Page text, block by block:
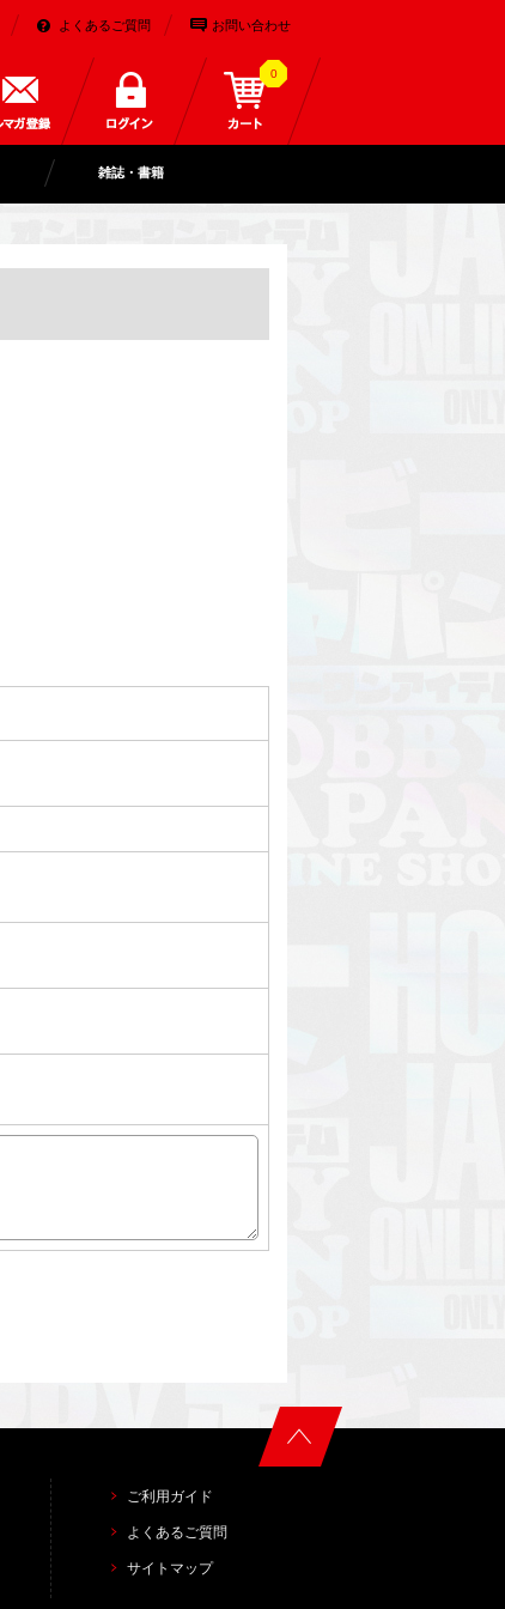
よくあるご質問 お問い合わせ
0
雑誌・書籍
ご利用ガイド
よくあるご質問
サイトマップ